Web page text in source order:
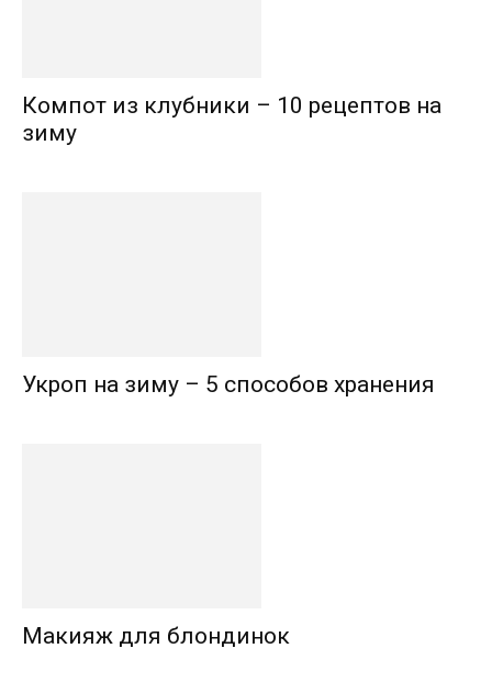
Компот из клубники – 10 рецептов на
зиму
Укроп на зиму – 5 способов хранения
Макияж для блондинок